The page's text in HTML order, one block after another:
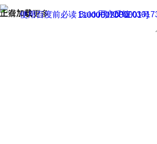
正在加载
上滑加载更多 用户反馈
使用百度前必读 Baidu 京ICP证
京公网安备11000002000001号